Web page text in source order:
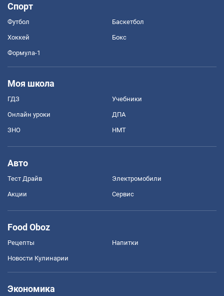
Спорт
Футбол Баскетбол
Хоккей Бокс
Формула-1
Моя школа
ГДЗ Учебники
Онлайн уроки ДПА
ЗНО НМТ
Авто
Тест Драйв Электромобили
Акции Сервис
Food Oboz
Рецепты Напитки
Новости Кулинарии
Экономика